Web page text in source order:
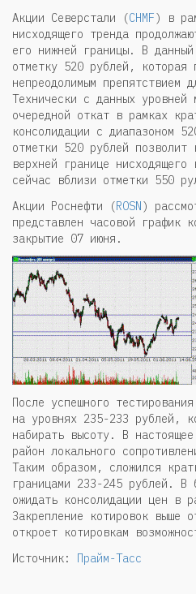
Акции Северстали (CHMF) в
нисходящего тренда
его нижней границы. В
отметку 520 рублей, которая
непреодолимым препятствием
Технически с данных уровней
очередной откат в рамках
консолидации с диапазоном
отметки 520 рублей позволит
верхней границе нисходящего
сейчас вблизи отметки 550
Акции Роснефти (ROSN)
представлен часовой график
закрытие 07 июня.
После успешного
на уровнях 235-233 рублей,
набирать высоту. В
район локального
Таким образом, сложился
границами 233-245 рублей. В
ожидать консолидации цен в
Закрепление котировок выше
откроет котировкам
Источник: Прайм-Тасс